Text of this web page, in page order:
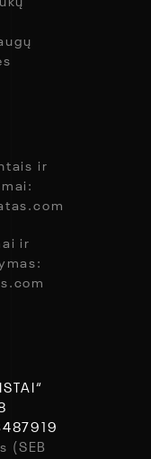
ir
ir
(SEB